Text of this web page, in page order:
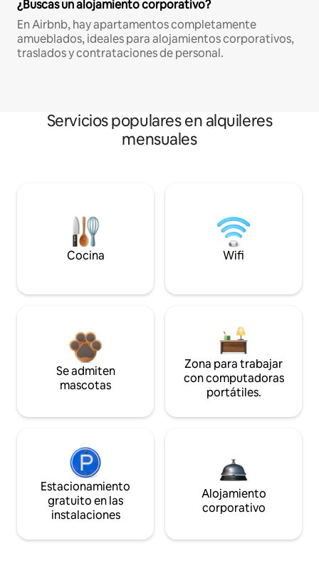
¿Buscas un alojamiento corporativo?
En Airbnb, hay apartamentos completamente
amueblados, ideales para alojamientos corporativos,
traslados y contrataciones de personal.
Servicios populares en alquileres
mensuales
Cocina Wifi
Se admiten
mascotas
Zona para trabajar
con computadoras
portátiles.
Estacionamiento
gratuito en las
instalaciones
Alojamiento
corporativo